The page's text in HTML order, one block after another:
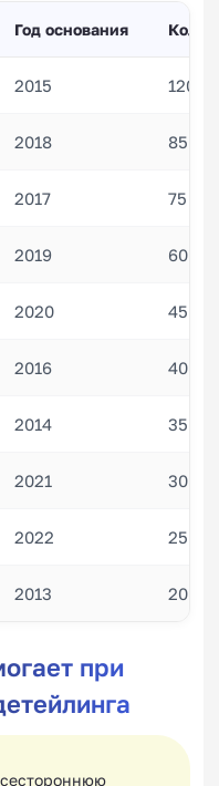
Год основания
2015 120
2018 85
2017 75
2019 60
2020 45
2016 40
2014 35
2021 30
2022 25
2013 20
при